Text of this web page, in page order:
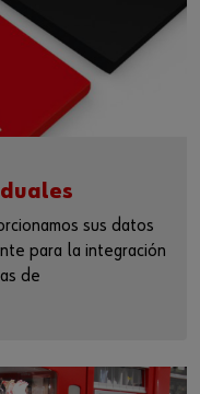
sus datos
para la integración
de